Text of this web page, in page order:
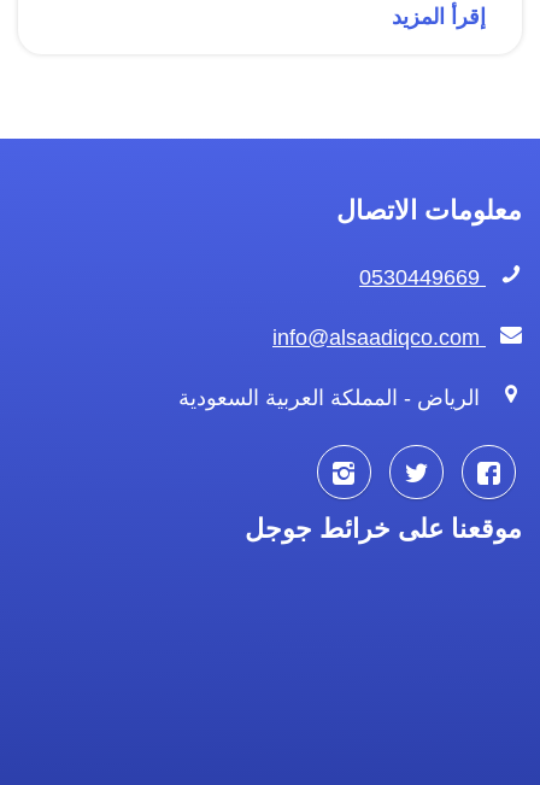
إقرأ المزيد
معلومات الاتصال
الرياض - المملكة العربية السعودية
تابعنا
على
تابعنا
على
تابعنا
على
موقعنا على خرائط جوجل